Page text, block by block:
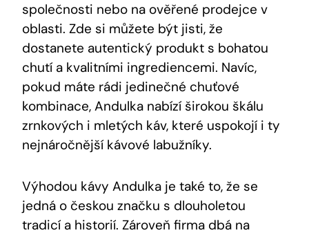
společnosti nebo na ověřené prodejce v
oblasti. Zde si můžete být jisti, že
dostanete autentický produkt s bohatou
chutí a kvalitními ingrediencemi. Navíc,
pokud máte rádi jedinečné chuťové
kombinace, Andulka nabízí širokou škálu
zrnkových i mletých káv, které uspokojí i ty
nejnáročnější kávové labužníky.
Výhodou kávy Andulka je také to, že se
jedná o českou značku s dlouholetou
tradicí a historií. Zároveň firma dbá na